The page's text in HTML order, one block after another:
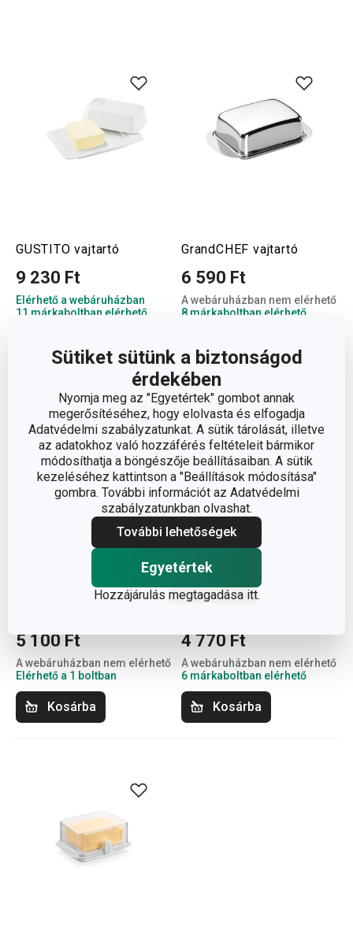
Sütiket sütünk a biztonságod
érdekében
Nyomja meg az "Egyetértek" gombot annak
megerősítéséhez, hogy elolvasta és elfogadja
Adatvédelmi szabályzatunkat. A sütik tárolását, illetve
az adatokhoz való hozzáférés feltételeit bármikor
módosíthatja a böngészője beállításaiban. A sütik
kezeléséhez kattintson a "Beállítások módosítása"
gombra. További információt az Adatvédelmi
szabályzatunkban olvashat.
További lehetőségek
Egyetértek
Hozzájárulás megtagadása itt.
GUSTITO vajtartó
9 230 Ft
Elérhető a webáruházban
11 márkaboltban elérhető
GrandCHEF vajtartó
6 590 Ft
A webáruházban nem elérhető
8 márkaboltban elérhető
FreshZONE asztali
5 100 Ft
A webáruházban nem elérhető
Elérhető a 1 boltban
Kosárba
FreshZONE vajtartó
4 770 Ft
A webáruházban nem elérhető
6 márkaboltban elérhető
Kosárba